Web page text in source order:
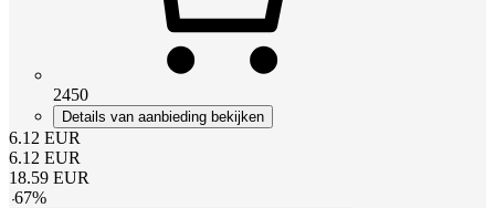
2450
Details van aanbieding bekijken
6.12 EUR
6.12 EUR
18.59 EUR
-67%